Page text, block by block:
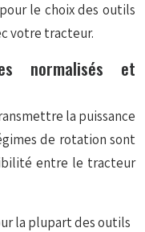
le choix des outils
votre tracteur.
normalisés et
la puissance
de rotation sont
entre le tracteur
la plupart des outils